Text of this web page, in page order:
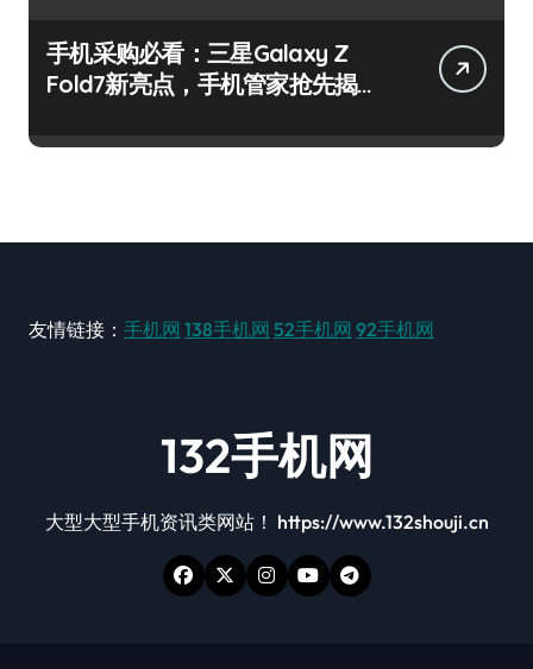
手机采购必看：三星Galaxy Z
Fold7新亮点，手机管家抢先揭
友情链接： 手机网 138手机网 52手机网 92手机网
132手机网
大型大型手机资讯类网站！ https://www.132shouji.cn